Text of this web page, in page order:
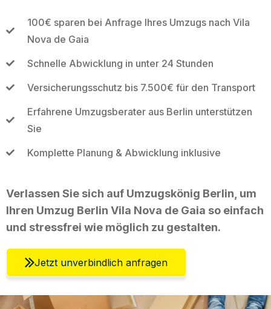
100€ sparen bei Anfrage Ihres Umzugs nach Vila
Nova de Gaia
Schnelle Abwicklung in unter 24 Stunden
Versicherungsschutz bis 7.500€ für den Transport
Erfahrene Umzugsberater aus Berlin unterstützen
Sie
Komplette Planung & Abwicklung inklusive
Verlassen Sie sich auf Umzugskönig Berlin, um
Ihren Umzug Berlin Vila Nova de Gaia so einfach
und stressfrei wie möglich zu gestalten.
Jetzt unverbindlich anfragen